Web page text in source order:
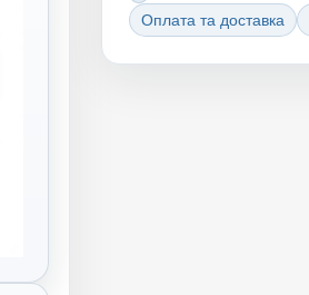
Оплата та доставка